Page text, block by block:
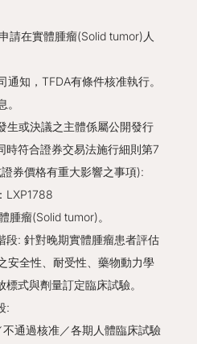
請在實體腫瘤(Solid tumor)人
知，TFDA有條件核准執行。
生或決議之主體係屬公開發行
時符合證券交易法施行細則第7
券價格有重大影響之事項):
LXP1788
腫瘤(Solid tumor)。
段: 針對晚期實體腫瘤患者評估
安全性、耐受性、藥物動力學
式與劑量訂定臨床試驗。
:
通過核准／各期人體臨床試驗